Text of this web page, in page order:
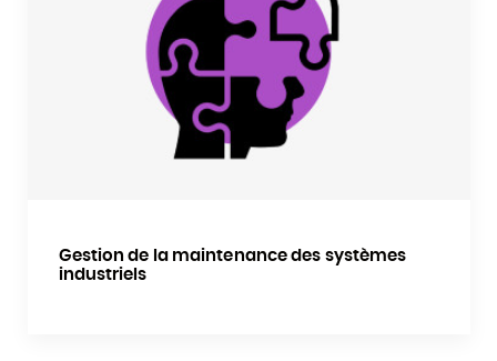
Gestion de la maintenance des systèmes
industriels